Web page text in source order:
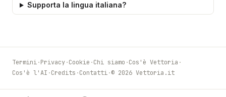
Supporta la lingua italiana?
Termini·Privacy·Cookie ·Chi siamo ·Cos'è Vettoria ·
Cos'è l'AI ·Credits ·Contatti·© 2026 Vettoria.it